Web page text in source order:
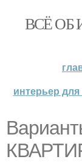
ВСЁ ОБ
интерьер